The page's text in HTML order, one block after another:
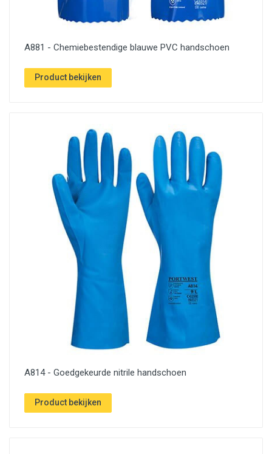
A881 - Chemiebestendige blauwe PVC handschoen
Product bekijken
A814 - Goedgekeurde nitrile handschoen
Product bekijken